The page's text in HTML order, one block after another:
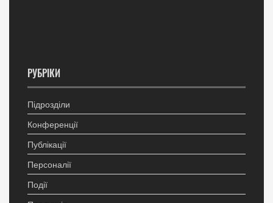
РУБРІКИ
Підрозділи
Конференції
Публікації
Персоналії
Події